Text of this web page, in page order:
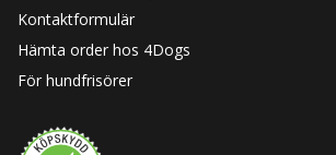
Kontaktformulär
Hämta order hos 4Dogs
För hundfrisörer